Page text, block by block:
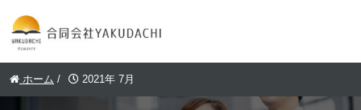
ホーム / 2021年 7月